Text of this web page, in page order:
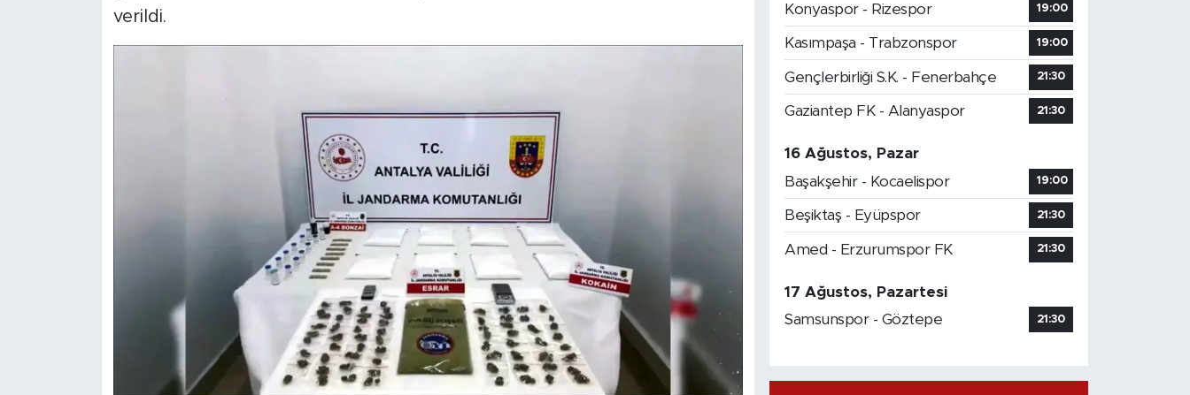
verildi.
Konyaspor - Rizespor
19:00
Kasımpaşa - Trabzonspor 19:00
Gençlerbirliği S.K. - Fenerbahçe 21:30
Gaziantep FK - Alanyaspor 21:30
16 Ağustos, Pazar
Başakşehir - Kocaelispor
19:00
Beşiktaş - Eyüpspor 21:30
Amed - Erzurumspor FK 21:30
17 Ağustos, Pazartesi
Samsunspor - Göztepe
21:30